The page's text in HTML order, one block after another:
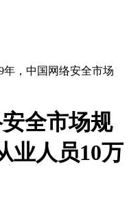
年，中国网络安全市场
全市场规
业人员10万